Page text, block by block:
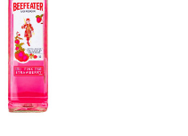
In den Korb